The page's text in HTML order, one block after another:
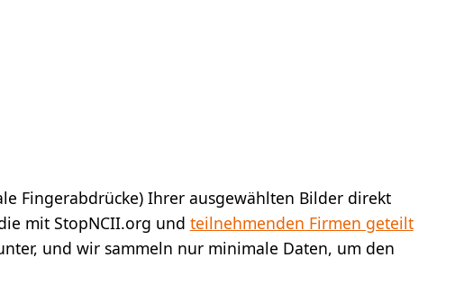
Fingerabdrücke) Ihrer ausgewählten Bilder direkt
mit StopNCII.org und teilnehmenden Firmen geteilt
und wir sammeln nur minimale Daten, um den